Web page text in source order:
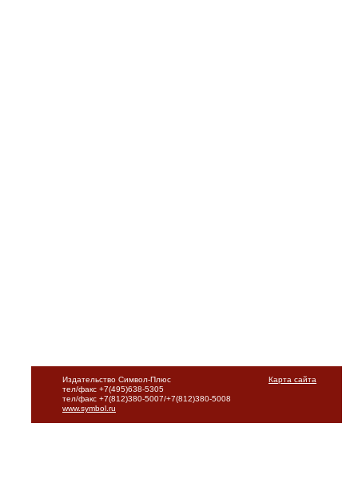
Карта сайта
Издательство Символ-Плюс
тел/факс +7(495)638-5305
тел/факс +7(812)380-5007/+7(812)380-5008
www.symbol.ru